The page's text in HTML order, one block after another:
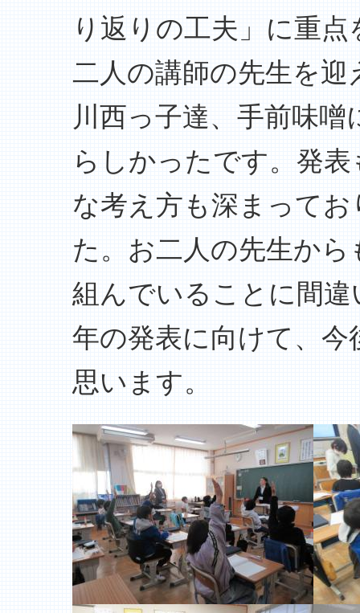
り返りの工夫」に重
二人の講師の先生を
川西っ子達、手前味
らしかったです。発
な考え方も深まって
た。お二人の先生か
組んでいることに間
年の発表に向けて、
思います。